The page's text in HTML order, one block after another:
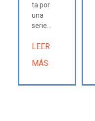
ta por
una
serie...
LEER
MÁS